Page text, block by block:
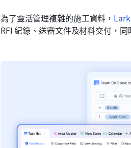
為了靈活管理複雜的施工資料，
RFI 紀錄、送審文件及材料交付，